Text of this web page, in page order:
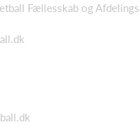
Fællesskab og